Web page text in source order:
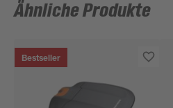
Ähnliche Produkte
Bestseller